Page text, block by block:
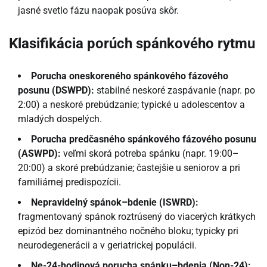
jasné svetlo fázu naopak posúva skôr.
Klasifikácia porúch spánkového rytmu
Porucha oneskoreného spánkového fázového
posunu (DSWPD): stabilné neskoré zaspávanie (napr. po
2:00) a neskoré prebúdzanie; typické u adolescentov a
mladých dospelých.
Porucha predčasného spánkového fázového posunu
(ASWPD): veľmi skorá potreba spánku (napr. 19:00–
20:00) a skoré prebúdzanie; častejšie u seniorov a pri
familiárnej predispozícii.
Nepravidelný spánok–bdenie (ISWRD):
fragmentovaný spánok roztrúsený do viacerých krátkych
epizód bez dominantného nočného bloku; typicky pri
neurodegenerácii a v geriatrickej populácii.